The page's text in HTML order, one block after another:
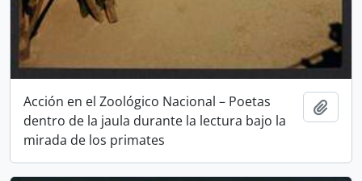
Acción en el Zoológico Nacional – Poetas
dentro de la jaula durante la lectura bajo la
mirada de los primates